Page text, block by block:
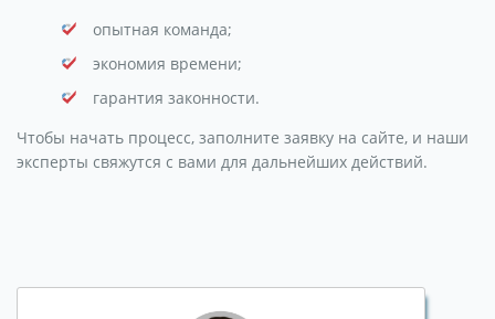
опытная команда;
экономия времени;
гарантия законности.
Чтобы начать процесс, заполните заявку на сайте, и наши
эксперты свяжутся с вами для дальнейших действий.